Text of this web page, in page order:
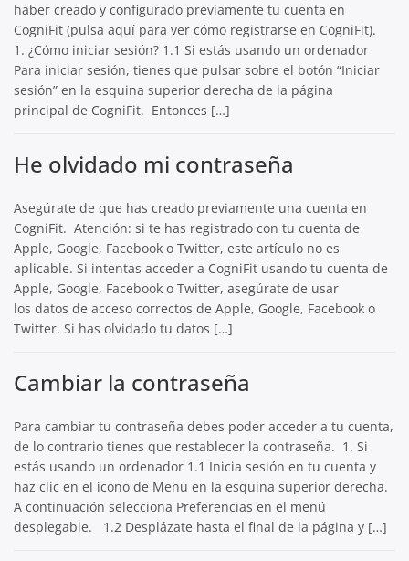
haber creado y configurado previamente tu cuenta en
CogniFit (pulsa aquí para ver cómo registrarse en CogniFit).
1. ¿Cómo iniciar sesión? 1.1 Si estás usando un ordenador
Para iniciar sesión, tienes que pulsar sobre el botón “Iniciar
sesión” en la esquina superior derecha de la página
principal de CogniFit. Entonces […]
He olvidado mi contraseña
Asegúrate de que has creado previamente una cuenta en
CogniFit. Atención: si te has registrado con tu cuenta de
Apple, Google, Facebook o Twitter, este artículo no es
aplicable. Si intentas acceder a CogniFit usando tu cuenta de
Apple, Google, Facebook o Twitter, asegúrate de usar
los datos de acceso correctos de Apple, Google, Facebook o
Twitter. Si has olvidado tu datos […]
Cambiar la contraseña
Para cambiar tu contraseña debes poder acceder a tu cuenta,
de lo contrario tienes que restablecer la contraseña. 1. Si
estás usando un ordenador 1.1 Inicia sesión en tu cuenta y
haz clic en el icono de Menú en la esquina superior derecha.
A continuación selecciona Preferencias en el menú
desplegable. 1.2 Desplázate hasta el final de la página y […]